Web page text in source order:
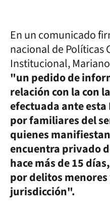
En un comunicado
nacional de Políticas
Institucional,
"un pedido de
relación con la con
efectuada ante
por familiares del
quienes
encuentra privado
hace más de 15
por delitos
jurisdicción".